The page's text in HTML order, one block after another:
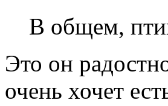
В общем,
Это он
очень хочет